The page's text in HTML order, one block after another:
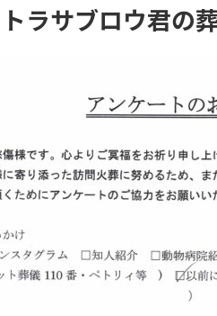
トラサブロウ君